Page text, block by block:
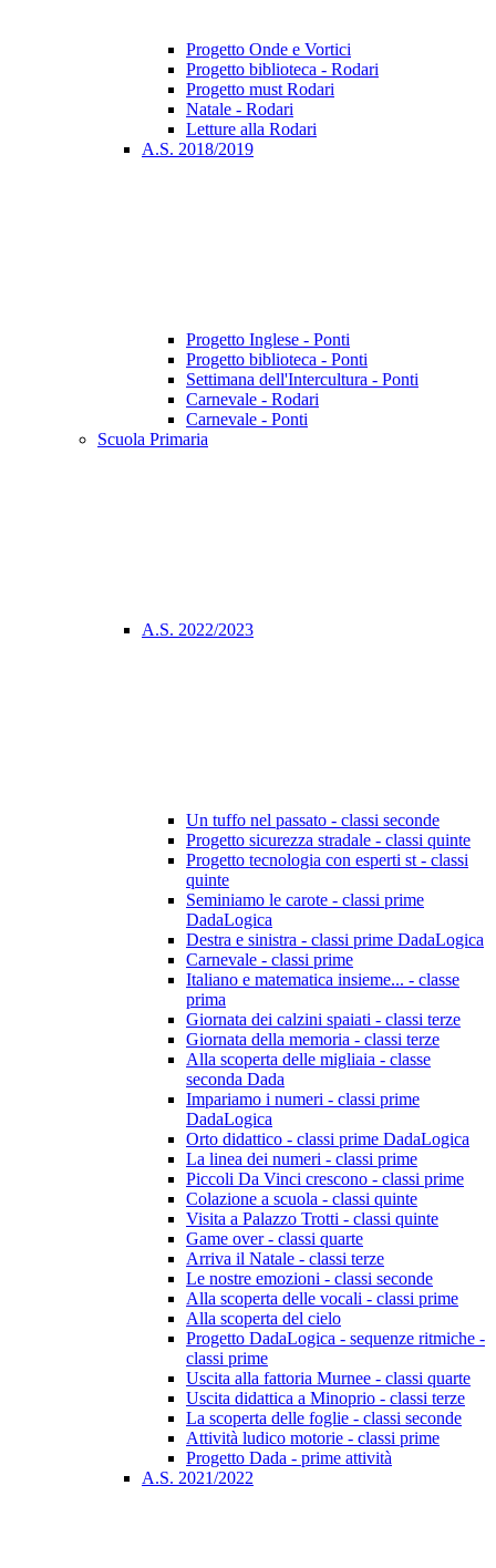
Progetto Onde e Vortici
Progetto biblioteca - Rodari
Progetto must Rodari
Natale - Rodari
Letture alla Rodari
A.S. 2018/2019
Progetto Inglese - Ponti
Progetto biblioteca - Ponti
Settimana dell'Intercultura - Ponti
Carnevale - Rodari
Carnevale - Ponti
Scuola Primaria
A.S. 2022/2023
Un tuffo nel passato - classi seconde
Progetto sicurezza stradale - classi quinte
Progetto tecnologia con esperti st - classi
quinte
Seminiamo le carote - classi prime
DadaLogica
Destra e sinistra - classi prime DadaLogica
Carnevale - classi prime
Italiano e matematica insieme... - classe
prima
Giornata dei calzini spaiati - classi terze
Giornata della memoria - classi terze
Alla scoperta delle migliaia - classe
seconda Dada
Impariamo i numeri - classi prime
DadaLogica
Orto didattico - classi prime DadaLogica
La linea dei numeri - classi prime
Piccoli Da Vinci crescono - classi prime
Colazione a scuola - classi quinte
Visita a Palazzo Trotti - classi quinte
Game over - classi quarte
Arriva il Natale - classi terze
Le nostre emozioni - classi seconde
Alla scoperta delle vocali - classi prime
Alla scoperta del cielo
Progetto DadaLogica - sequenze ritmiche -
classi prime
Uscita alla fattoria Murnee - classi quarte
Uscita didattica a Minoprio - classi terze
La scoperta delle foglie - classi seconde
Attività ludico motorie - classi prime
Progetto Dada - prime attività
A.S. 2021/2022